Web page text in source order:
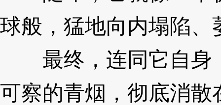
球般，猛地向内塌陷、
最终，连同它自身
可察的青烟，彻底消散